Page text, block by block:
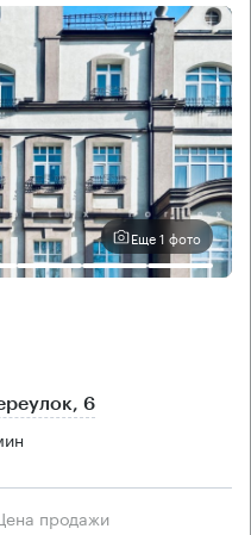
Еще 1 фото
6
Цена продажи